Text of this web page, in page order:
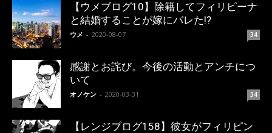
【ウメブログ10】除籍してフィリピーナ
と結婚することが嫁にバレた!?
ウメ - 2020-08-07 34
感謝とお詫び。今後の活動とアンチにつ
いて
オノケン - 2020-03-31 34
【レンジブログ158】彼女がフィリピン